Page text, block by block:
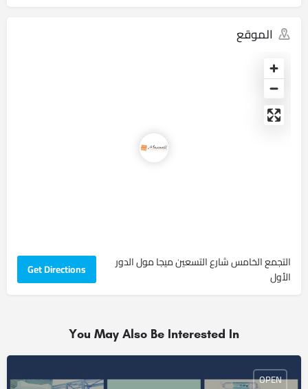
الموقع
التجمع الخامس شارع التسعين ميجا مول الدور
الأول
Get Directions
You May Also Be Interested In
OPEN